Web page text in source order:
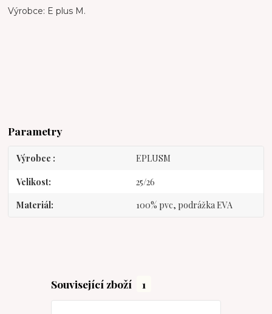
Výrobce: E plus M.
Parametry
Výrobce EPLUSM
Velikost 25/26
Materiál 100% pvc, podrážka EVA
Související zboží 1